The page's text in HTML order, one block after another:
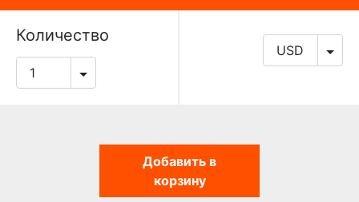
Количество
Добавить в
корзину